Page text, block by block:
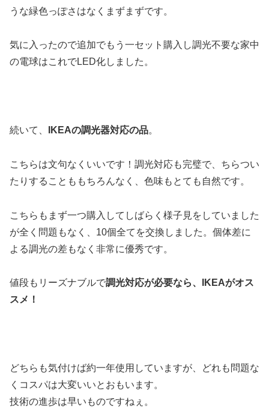
うな緑色っぽさはなくまずまずです。
気に入ったので追加でもう一セット購入し調光不要な家中
の電球はこれでLED化しました。
続いて、 IKEAの調光器対応の品。
こちらは文句なくいいです！調光対応も完璧で、ちらつい
たりすることももちろんなく、色味もとても自然です。
こちらもまず一つ購入してしばらく様子見をしていました
が全く問題もなく、10個全てを交換しました。個体差に
よる調光の差もなく非常に優秀です。
値段もリーズナブルで調光対応が必要なら、IKEAがオス
スメ！
どちらも気付けば約一年使用していますが、どれも問題な
くコスパは大変いいとおもいます。
技術の進歩は早いものですねぇ。